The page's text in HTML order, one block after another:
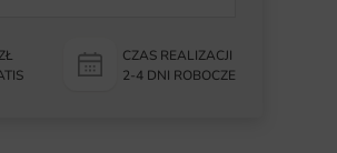
CZAS REALIZACJI
2-4 DNI ROBOCZE